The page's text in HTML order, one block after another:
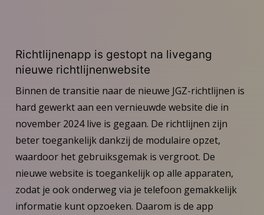
Richtlijnenapp is gestopt na livegang
nieuwe richtlijnenwebsite
Binnen de transitie naar de nieuwe JGZ-richtlijnen is
hard gewerkt aan een vernieuwde website die in
november 2024 live is gegaan. De richtlijnen zijn
beter toegankelijk dankzij de modulaire opzet,
waardoor het gebruiksgemak is vergroot. De
nieuwe website is toegankelijk op alle apparaten,
zodat je ook onderweg via je telefoon gemakkelijk
informatie kunt opzoeken. Daarom is de app